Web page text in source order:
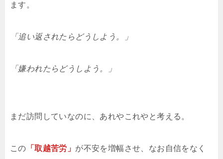
ます。
「追い返されたらどうしよう。」
「嫌われたらどうしよう。」
まだ訪問していなのに、あれやこれやと考える。
この 「取越苦労」 が不安を増幅させ、なお自信をなく